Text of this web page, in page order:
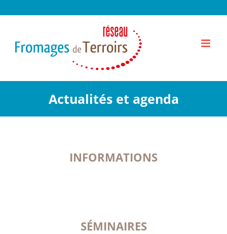
Actualités et agenda
INFORMATIONS
SÉMINAIRES